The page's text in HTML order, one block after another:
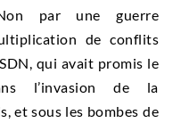
Non par une guerre
de conflits
qui avait promis le
l’invasion de la
et sous les bombes de